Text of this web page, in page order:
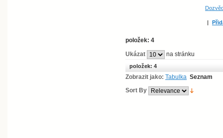
položek: 4
Ukázat
na stránku
položek: 4
Zobrazit jako: Tabulka Seznam
Sort By